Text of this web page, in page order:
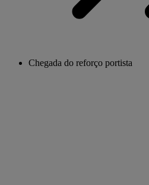
Chegada do reforço portista